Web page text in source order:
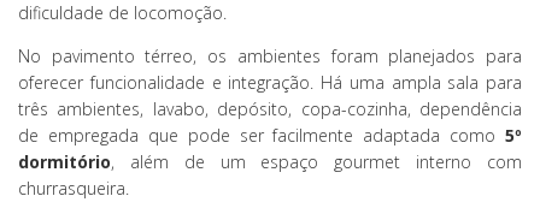
dificuldade de locomoção.
No pavimento térreo, os ambientes foram planejados para
oferecer funcionalidade e integração. Há uma ampla sala para
três ambientes, lavabo, depósito, copa-cozinha, dependência
de empregada que pode ser facilmente adaptada como 5º
dormitório, além de um espaço gourmet interno com
churrasqueira.